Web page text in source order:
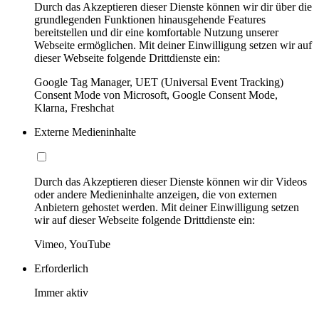
Durch das Akzeptieren dieser Dienste können wir dir über die
grundlegenden Funktionen hinausgehende Features
bereitstellen und dir eine komfortable Nutzung unserer
Webseite ermöglichen. Mit deiner Einwilligung setzen wir auf
dieser Webseite folgende Drittdienste ein:
Google Tag Manager, UET (Universal Event Tracking)
Consent Mode von Microsoft, Google Consent Mode,
Klarna, Freshchat
Externe Medieninhalte
Durch das Akzeptieren dieser Dienste können wir dir Videos
oder andere Medieninhalte anzeigen, die von externen
Anbietern gehostet werden. Mit deiner Einwilligung setzen
wir auf dieser Webseite folgende Drittdienste ein:
Vimeo, YouTube
Erforderlich
Immer aktiv